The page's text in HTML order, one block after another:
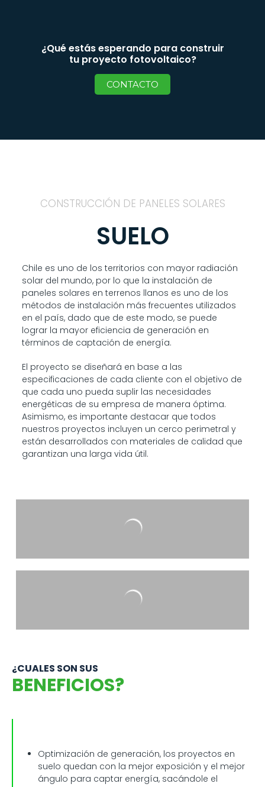
¿Qué estás esperando para construir
tu proyecto fotovoltaico?
CONTACTO
CONSTRUCCIÓN DE PANELES SOLARES
SUELO
Chile es uno de los territorios con mayor radiación
solar del mundo, por lo que la instalación de
paneles solares en terrenos llanos es uno de los
métodos de instalación más frecuentes utilizados
en el país, dado que de este modo, se puede
lograr la mayor eficiencia de generación en
términos de captación de energía.
El proyecto se diseñará en base a las
especificaciones de cada cliente con el objetivo de
que cada uno pueda suplir las necesidades
energéticas de su empresa de manera óptima.
Asimismo, es importante destacar que todos
nuestros proyectos incluyen un cerco perimetral y
están desarrollados con materiales de calidad que
garantizan una larga vida útil.
¿CUALES SON SUS
BENEFICIOS?
Optimización de generación, los proyectos en
suelo quedan con la mejor exposición y el mejor
ángulo para captar energía, sacándole el